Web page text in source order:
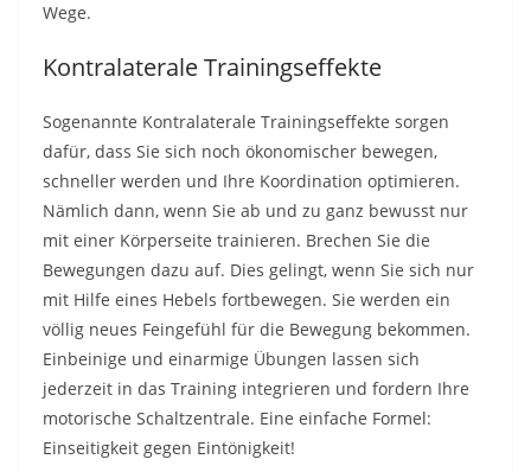
Wege.
Kontralaterale Trainingseffekte
Sogenannte Kontralaterale Trainingseffekte sorgen
dafür, dass Sie sich noch ökonomischer bewegen,
schneller werden und Ihre Koordination optimieren.
Nämlich dann, wenn Sie ab und zu ganz bewusst nur
mit einer Körperseite trainieren. Brechen Sie die
Bewegungen dazu auf. Dies gelingt, wenn Sie sich nur
mit Hilfe eines Hebels fortbewegen. Sie werden ein
völlig neues Feingefühl für die Bewegung bekommen.
Einbeinige und einarmige Übungen lassen sich
jederzeit in das Training integrieren und fordern Ihre
motorische Schaltzentrale. Eine einfache Formel:
Einseitigkeit gegen Eintönigkeit!